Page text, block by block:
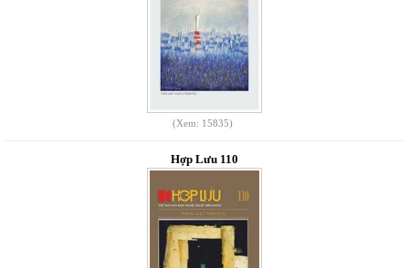
(Xem: 15835)
Hợp Lưu 110